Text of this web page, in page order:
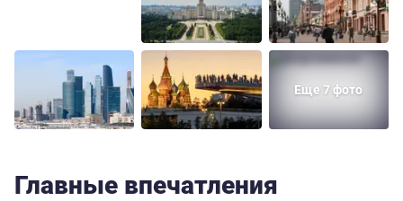
Еще 7 фото
Главные впечатления